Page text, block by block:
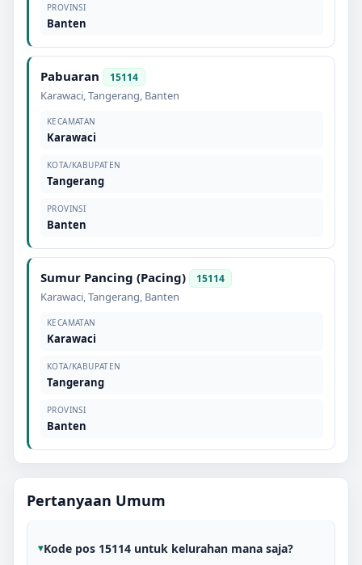
PROVINSI
Banten
Pabuaran 15114
Karawaci,Tangerang, Banten
KECAMATAN
Karawaci
KOTA/KABUPATEN
Tangerang
PROVINSI
Banten
Sumur Pancing (Pacing) 15114
Karawaci,Tangerang, Banten
KECAMATAN
Karawaci
KOTA/KABUPATEN
Tangerang
PROVINSI
Banten
Pertanyaan Umum
Kode pos 15114 untuk kelurahan mana saja?